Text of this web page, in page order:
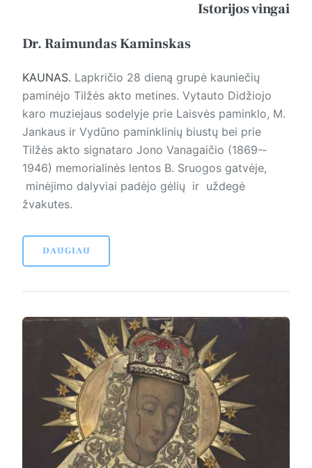
Istorijos vingai
Dr. Raimundas Kaminskas
KAUNAS. Lapkričio 28 dieną grupė kauniečių
paminėjo Tilžės akto metines. Vytauto Didžiojo
karo muziejaus sodelyje prie Laisvės paminklo, M.
Jankaus ir Vydūno paminklinių biustų bei prie
Tilžės akto signataro Jono Vanagaičio (1869-­
1946) memorialinės lentos B. Sruogos gatvėje,
minėjimo dalyviai padėjo gėlių ir uždegė
žvakutes.
DAUGIAU